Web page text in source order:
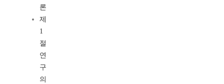
론
제
1
절
연
구
의